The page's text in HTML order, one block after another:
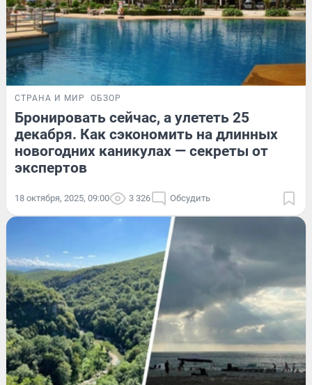
СТРАНА И МИР ОБЗОР
Бронировать сейчас, а улететь 25
декабря. Как сэкономить на длинных
новогодних каникулах — секреты от
экспертов
18 октября, 2025, 09:00 3 326 Обсудить